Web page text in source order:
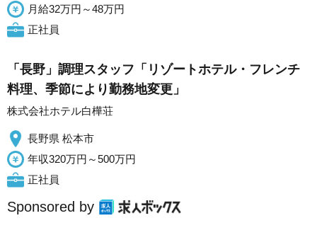
月給32万円～48万円
正社員
「長野」調理スタッフ「リゾートホテル・フレンチ
料理、季節により勤務地変更」
株式会社ホテル白樺荘
長野県 松本市
年収320万円～500万円
正社員
Sponsored by